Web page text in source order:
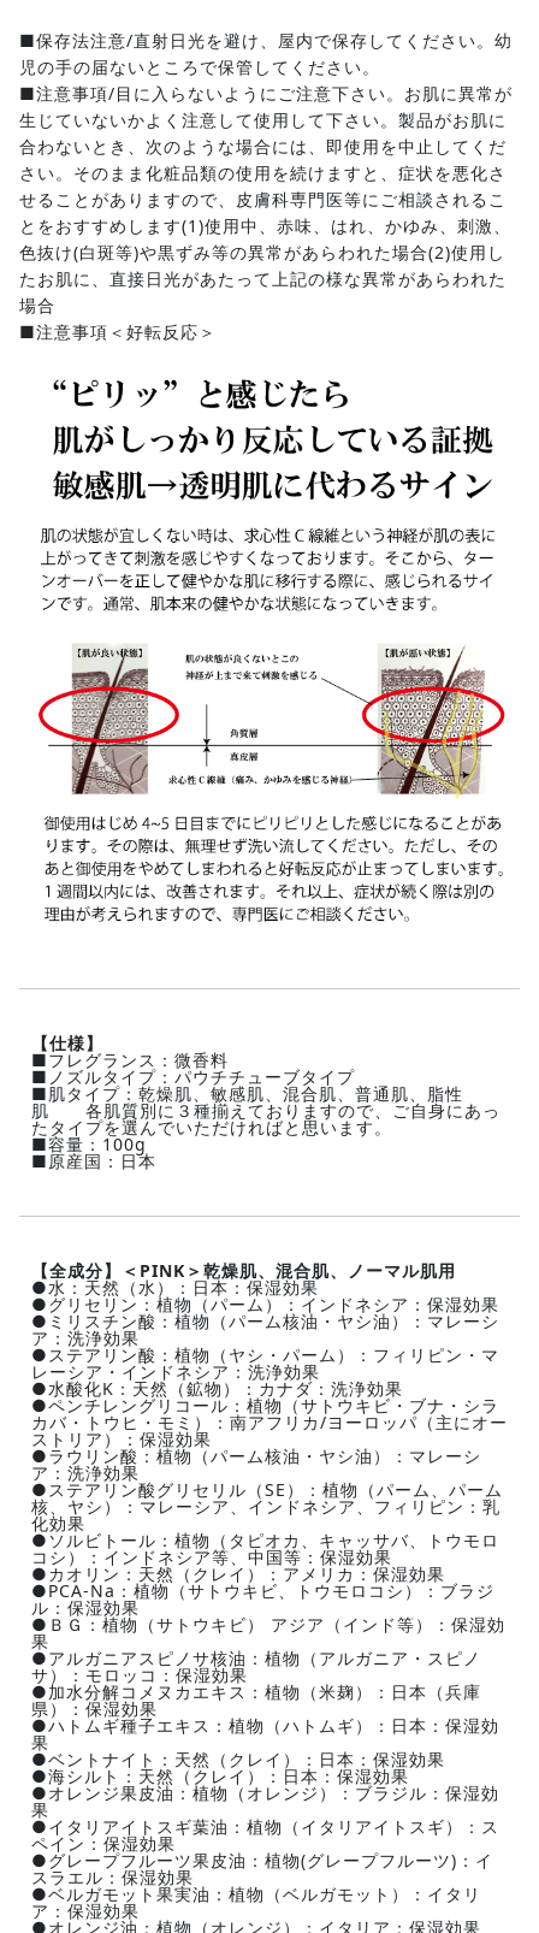
■保存法注意/直射日光を避け、屋内で保存してください。幼
児の手の届ないところで保管してください。
■注意事項/目に入らないようにご注意下さい。お肌に異常が
生じていないかよく注意して使用して下さい。製品がお肌に
合わないとき、次のような場合には、即使用を中止してくだ
さい。そのまま化粧品類の使用を続けますと、症状を悪化さ
せることがありますので、皮膚科専門医等にご相談されるこ
とをおすすめします(1)使用中、赤味、はれ、かゆみ、刺激、
色抜け(白斑等)や黒ずみ等の異常があらわれた場合(2)使用し
たお肌に、直接日光があたって上記の様な異常があらわれた
場合
■注意事項＜好転反応＞
【仕様】
■フレグランス：微香料
■ノズルタイプ：パウチチューブタイプ
■肌タイプ：乾燥肌、敏感肌、混合肌、普通肌、脂性
肌 各肌質別に３種揃えておりますので、ご自身にあっ
たタイプを選んでいただければと思います。
■容量：100g
■原産国：日本
【全成分】＜PINK＞乾燥肌、混合肌、ノーマル肌用
●水：天然（水）：日本：保湿効果
●グリセリン：植物（パーム）：インドネシア：保湿効果
●ミリスチン酸：植物（パーム核油・ヤシ油）：マレーシ
ア：洗浄効果
●ステアリン酸：植物（ヤシ・パーム）：フィリピン・マ
レーシア・インドネシア：洗浄効果
●水酸化K：天然（鉱物）：カナダ：洗浄効果
●ペンチレングリコール：植物（サトウキビ・ブナ・シラ
カバ・トウヒ・モミ）：南アフリカ/ヨーロッパ（主にオー
ストリア）：保湿効果
●ラウリン酸：植物（パーム核油・ヤシ油）：マレーシ
ア：洗浄効果
●ステアリン酸グリセリル（SE）：植物（パーム、パーム
核、ヤシ）：マレーシア、インドネシア、フィリピン：乳
化効果
●ソルビトール：植物（タピオカ、キャッサバ、トウモロ
コシ）：インドネシア等、中国等：保湿効果
●カオリン：天然（クレイ）：アメリカ：保湿効果
●PCA-Na：植物（サトウキビ、トウモロコシ）：ブラジ
ル：保湿効果
●ＢＧ：植物（サトウキビ） アジア（インド等）：保湿効
果
●アルガニアスピノサ核油：植物（アルガニア・スピノ
サ）：モロッコ：保湿効果
●加水分解コメヌカエキス：植物（米麹）：日本（兵庫
県）：保湿効果
●ハトムギ種子エキス：植物（ハトムギ）：日本：保湿効
果
●ベントナイト：天然（クレイ）：日本：保湿効果
●海シルト：天然（クレイ）：日本：保湿効果
●オレンジ果皮油：植物（オレンジ）：ブラジル：保湿効
果
●イタリアイトスギ葉油：植物（イタリアイトスギ）：ス
ペイン：保湿効果
●グレープフルーツ果皮油：植物(グレープフルーツ)：イ
スラエル：保湿効果
●ベルガモット果実油：植物（ベルガモット）：イタリ
ア：保湿効果
●オレンジ油：植物（オレンジ）：イタリア：保湿効果